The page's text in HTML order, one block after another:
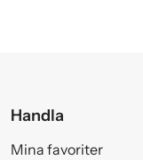
Handla
Mina favoriter